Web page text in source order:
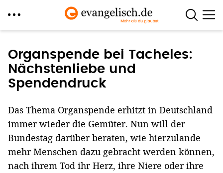
zum
Inhalt
Organspende bei Tacheles:
Nächstenliebe und
Spendendruck
Das Thema Organspende erhitzt in Deutschland
immer wieder die Gemüter. Nun will der
Bundestag darüber beraten, wie hierzulande
mehr Menschen dazu gebracht werden können,
nach ihrem Tod ihr Herz, ihre Niere oder ihre